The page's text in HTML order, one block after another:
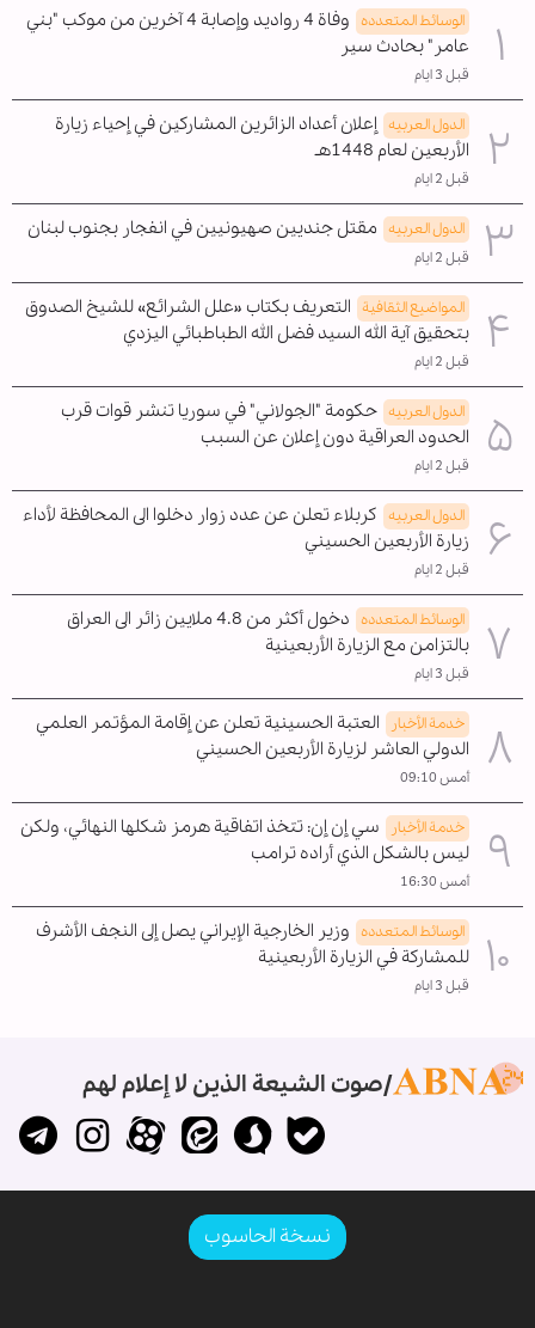
الوسائط المتعدده
وفاة 4 رواديد وإصابة 4 آخرين من موكب "بني
عامر" بحادث سير
قبل 3 ايام
الدول العربیه إعلان أعداد الزائرين المشاركين في إحياء زيارة
الأربعين لعام 1448هـ
قبل 2 ايام
الدول العربیه مقتل جنديين صهيونيين في انفجار بجنوب لبنان
قبل 2 ايام
المواضیع الثقافية التعريف بكتاب «علل الشرائع» للشيخ الصدوق
بتحقيق آية الله السيد فضل الله الطباطبائي اليزدي
قبل 2 ايام
الدول العربیه حكومة "الجولاني" في سوريا تنشر قوات قرب
الحدود العراقية دون إعلان عن السبب
قبل 2 ايام
الدول العربیه كربلاء تعلن عن عدد زوار دخلوا الى المحافظة لأداء
زيارة الأربعين الحسيني
قبل 2 ايام
الوسائط المتعدده
دخول أكثر من 4.8 ملايين زائر الى العراق
بالتزامن مع الزيارة الأربعينية
قبل 3 ايام
خدمة الأخبار
العتبة الحسينية تعلن عن إقامة المؤتمر العلمي
الدولي العاشر لزيارة الأربعين الحسيني
أمس 09:10
خدمة الأخبار
سي إن إن: تتخذ اتفاقية هرمز شكلها النهائي، ولكن
ليس بالشكل الذي أراده ترامب
أمس 16:30
الوسائط المتعدده وزير الخارجية الإيراني يصل إلى النجف الأشرف
للمشاركة في الزيارة الأربعينية
قبل 3 ايام
صوت الشيعة الذين لا إعلام لهم
نسخة الحاسوب